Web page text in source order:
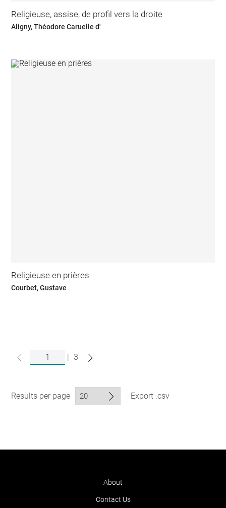
Religieuse, assise, de profil vers la droite
Aligny, Théodore Caruelle d'
Religieuse en prières
Courbet, Gustave
| 3
Results per page Export .csv
About
Contact Us